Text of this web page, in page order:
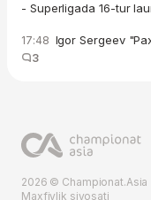
- Superligada 16-tur
17:48 Igor Sergeev
3
2026 © Championat.Asia
Maxfiylik siyosati